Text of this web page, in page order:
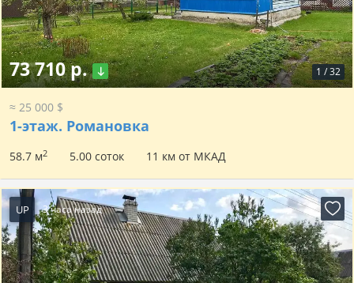
1 /32
73 710 р.
≈ 25 000 $
1-этаж. Романовка
58.7 м2 5.00 соток 11 км от МКАД
UP 3 часа назад